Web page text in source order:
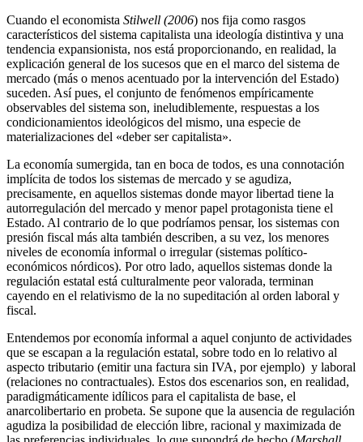
Cuando el economista Stilwell (2006) nos fija como rasgos
característicos del sistema capitalista una ideología distintiva y una
tendencia expansionista, nos está proporcionando, en realidad, la
explicación general de los sucesos que en el marco del sistema de
mercado (más o menos acentuado por la intervención del Estado)
suceden. Así pues, el conjunto de fenómenos empíricamente
observables del sistema son, ineludiblemente, respuestas a los
condicionamientos ideológicos del mismo, una especie de
materializaciones del «deber ser capitalista».
La economía sumergida, tan en boca de todos, es una connotación
implícita de todos los sistemas de mercado y se agudiza,
precisamente, en aquellos sistemas donde mayor libertad tiene la
autorregulación del mercado y menor papel protagonista tiene el
Estado. Al contrario de lo que podríamos pensar, los sistemas con
presión fiscal más alta también describen, a su vez, los menores
niveles de economía informal o irregular (sistemas político-
económicos nórdicos). Por otro lado, aquellos sistemas donde la
regulación estatal está culturalmente peor valorada, terminan
cayendo en el relativismo de la no supeditación al orden laboral y
fiscal.
Entendemos por economía informal a aquel conjunto de actividades
que se escapan a la regulación estatal, sobre todo en lo relativo al
aspecto tributario (emitir una factura sin IVA, por ejemplo) y laboral
(relaciones no contractuales). Estos dos escenarios son, en realidad,
paradigmáticamente idílicos para el capitalista de base, el
anarcolibertario en probeta. Se supone que la ausencia de regulación
agudiza la posibilidad de elección libre, racional y maximizada de